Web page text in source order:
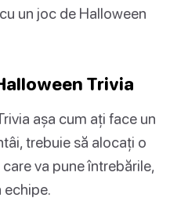
un joc de Halloween
Trivia
așa cum ați face un
trebuie să alocați o
va pune întrebările,